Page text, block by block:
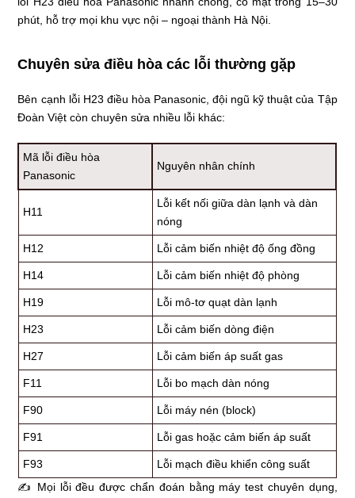
phút, hỗ trợ mọi khu vực nội – ngoại thành Hà Nội.
Chuyên sửa điều hòa các lỗi thường gặp
Bên cạnh lỗi H23 điều hòa Panasonic, đội ngũ kỹ thuật của Tập
Đoàn Việt còn chuyên sửa nhiều lỗi khác:
Mã lỗi điều hòa
Panasonic
Nguyên nhân chính
H11
Lỗi kết nối giữa dàn lạnh và dàn
nóng
H12 Lỗi cảm biến nhiệt độ ống đồng
H14 Lỗi cảm biến nhiệt độ phòng
H19 Lỗi mô-tơ quạt dàn lạnh
H23 Lỗi cảm biến dòng điện
H27 Lỗi cảm biến áp suất gas
F11 Lỗi bo mạch dàn nóng
F90 Lỗi máy nén (block)
F91 Lỗi gas hoặc cảm biến áp suất
F93
Lỗi mạch điều khiển công suất
✍ Mọi lỗi đều được chẩn đoán bằng máy test chuyên dụng,